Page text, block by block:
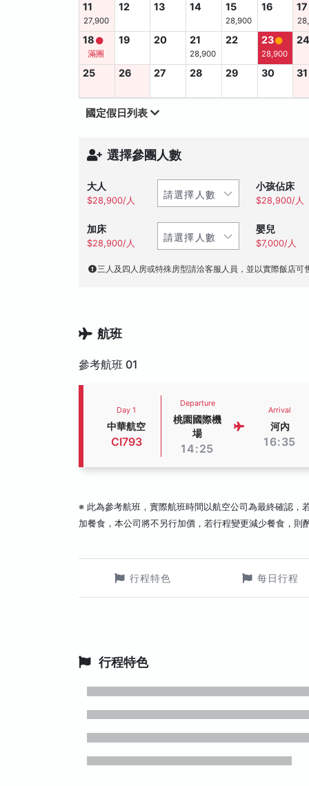
11
27,900
12 13 14 15
28,900
16 17
18
滿團
19 20 21
28,900
22 23
28,900
25 26 27 28 29 30 31
國定假日列表
選擇參團人數
大人
$28,900/人
小孩佔床
$28,900/人
加床
$28,900/人
嬰兒
$7,000/人
三人及四人房或特殊房型請洽客服人員，並以實際飯店可
航班
參考航班 01
Day 1
中華航空
CI793
Departure
桃園國際機
場
14:25
Arrival
河內
16:35
※ 此為參考航班，實際航班時間以航空公司為最終確認，
加餐食，本公司將不另行加價，若行程變更減少餐食，則
行程特色 每日行程
行程特色